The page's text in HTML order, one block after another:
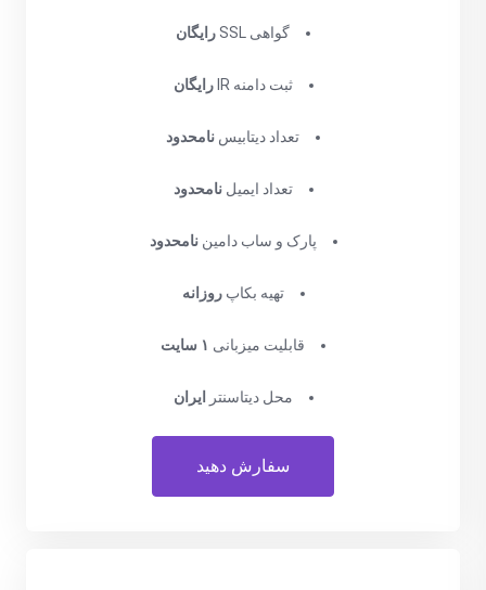
گواهی SSL رایگان
ثبت دامنه IR رایگان
تعداد دیتابیس نامحدود
تعداد ایمیلنامحدود
پارک و ساب دامیننامحدود
تهیه بکاپروزانه
قابلیت میزبانی ۱ سایت
محل دیتاسنتر ایران
سفارش دهید